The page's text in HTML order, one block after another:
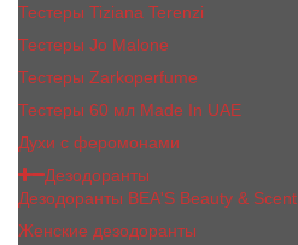
Тестеры Tiziana Terenzi
Тестеры Jо Malоnе
Тестеры Zarkoperfume
Тестеры 60 мл Made In UAE
Духи с феромонами
Дезодоранты
Дезодоранты BEA'S Beauty & Scent
Женские дезодоранты